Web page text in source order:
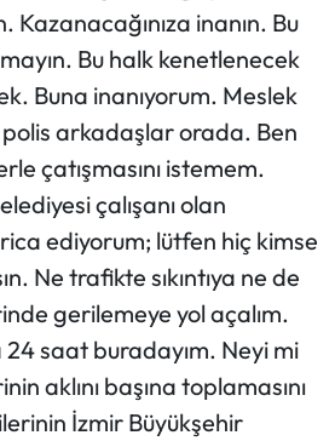
Kazanacağınıza inanın. Bu
Bu halk kenetlenecek
Buna inanıyorum. Meslek
arkadaşlar orada. Ben
çatışmasını istemem.
çalışanı olan
ediyorum; lütfen hiç kimse
Ne trafikte sıkıntıya ne de
gerilemeye yol açalım.
saat buradayım. Neyi mi
aklını başına toplamasını
İzmir Büyükşehir